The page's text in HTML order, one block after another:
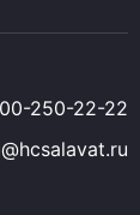
250-22-22